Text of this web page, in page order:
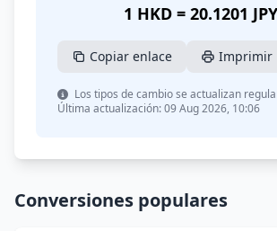
1 HKD = 20.1201 JPY
Copiar enlace Imprimir
Los tipos de cambio se actualizan
Última actualización: 09 Aug 2026, 10:06
Conversiones populares